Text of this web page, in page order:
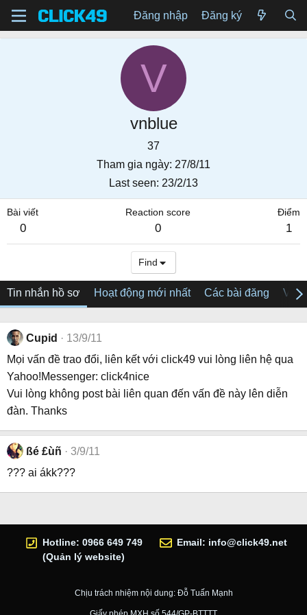
Đăng nhập Đăng ký
V
vnblue
37
Tham gia ngày 27/8/11
Last seen 23/2/13
Bài viết
0
Reaction score
0
Điểm
1
Find
Tin nhắn hồ sơ Hoạt động mới nhất Các bài đăng Về
Cupid
13/9/11
Mọi vấn đề trao đổi, liên kết với click49 vui lòng liên hệ qua
Yahoo!Messenger: click4nice
Vui lòng không post bài liên quan đến vấn đề này lên diễn
đàn. Thanks
ßé £ùñ
3/9/11
??? ai ákk???
Hotline: 0966 649 749
(Quản lý website)
Email: info@click49.net
Chịu trách nhiệm nội dung: Đỗ Tuấn Mạnh